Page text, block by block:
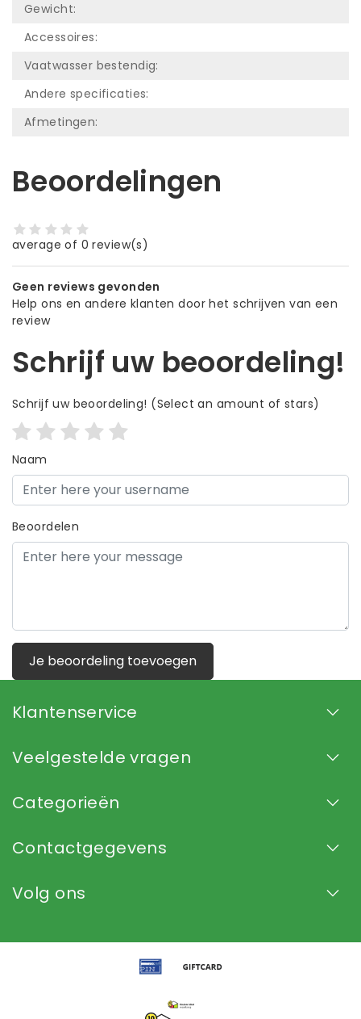
Gewicht:
Accessoires:
Vaatwasser bestendig:
Andere specificaties:
Afmetingen:
Beoordelingen
average of 0 review(s)
Geen reviews gevonden
Help ons en andere klanten door het schrijven van een
review
Schrijf uw beoordeling!
Schrijf uw beoordeling! (Select an amount of stars)
Naam
Beoordelen
Je beoordeling toevoegen
Klantenservice
Veelgestelde vragen
Categorieën
Contactgegevens
Volg ons